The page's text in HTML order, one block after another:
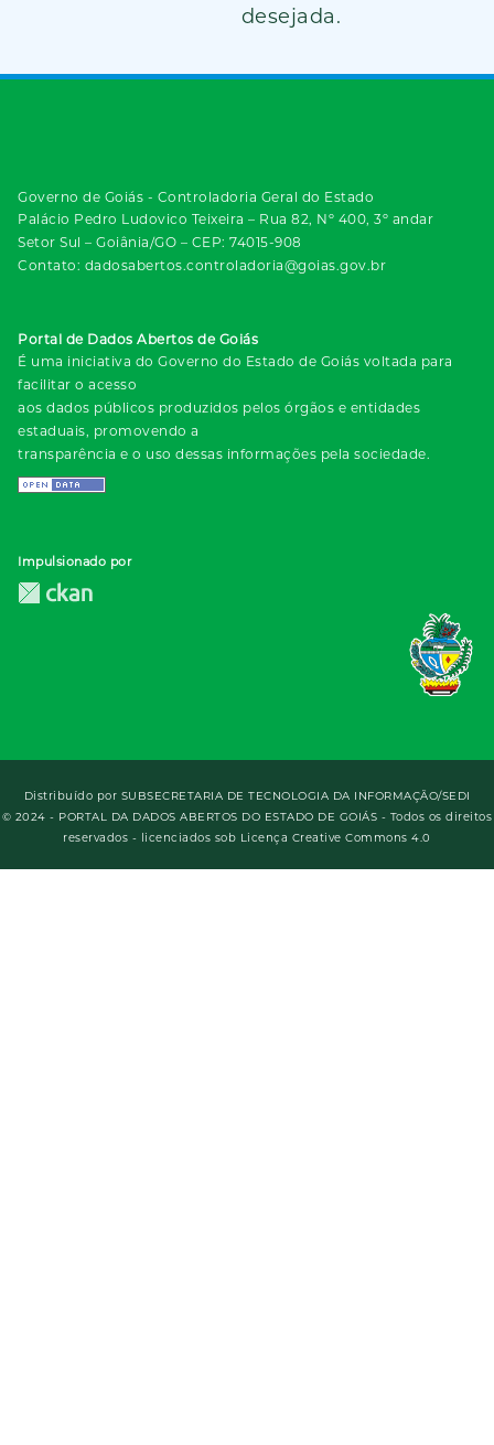
desejada.
Governo de Goiás - Controladoria Geral do Estado
Palácio Pedro Ludovico Teixeira – Rua 82, Nº 400, 3º andar
Setor Sul – Goiânia/GO – CEP: 74015-908
Contato: dadosabertos.controladoria@goias.gov.br
Portal de Dados Abertos de Goiás
É uma iniciativa do Governo do Estado de Goiás voltada para
facilitar o acesso
aos dados públicos produzidos pelos órgãos e entidades
estaduais, promovendo a
transparência e o uso dessas informações pela sociedade.
Impulsionado por
Distribuído por SUBSECRETARIA DE TECNOLOGIA DA INFORMAÇÃO/SEDI
© 2024 - PORTAL DA DADOS ABERTOS DO ESTADO DE GOIÁS - Todos os direitos
reservados - licenciados sob Licença Creative Commons 4.0